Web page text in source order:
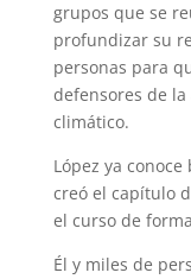
grupos que se
profundizar su
personas para
defensores de
climático.
López ya
creó el capítulo
el curso de
Él y miles de